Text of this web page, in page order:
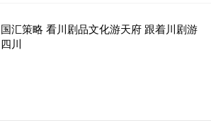
国汇策略 看川剧品文化游天府 跟着川剧游
四川